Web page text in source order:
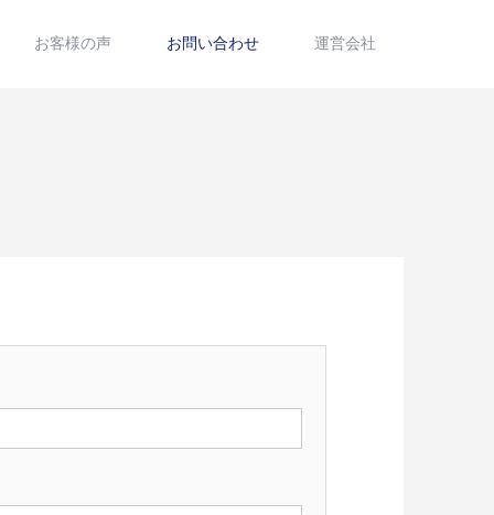
お客様の声 お問い合わせ 運営会社